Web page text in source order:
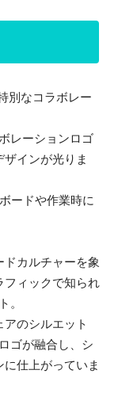
別なコラボレー
レーションロゴ
インが光りま
ードや作業時に
カルチャーを象
フィックで知られ
。
のシルエット
ゴが融合し、シ
仕上がっていま